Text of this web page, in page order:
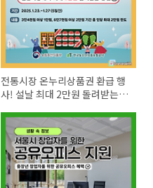
전통시장 온누리상품권 환급 행
사! 설날 최대 2만원 돌려받는